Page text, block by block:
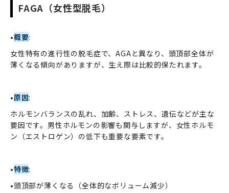
FAGA（女性型脱毛）
•概要:
女性特有の進行性の脱毛症で、AGAと異なり、頭頂部全体が
薄くなる傾向がありますが、生え際は比較的保たれます。
•原因:
ホルモンバランスの乱れ、加齢、ストレス、遺伝などが主な
要因です。男性ホルモンの影響も関与しますが、女性ホルモ
ン（エストロゲン）の低下も重要な要素です。
•特徴:
•頭頂部が薄くなる（全体的なボリューム減少）